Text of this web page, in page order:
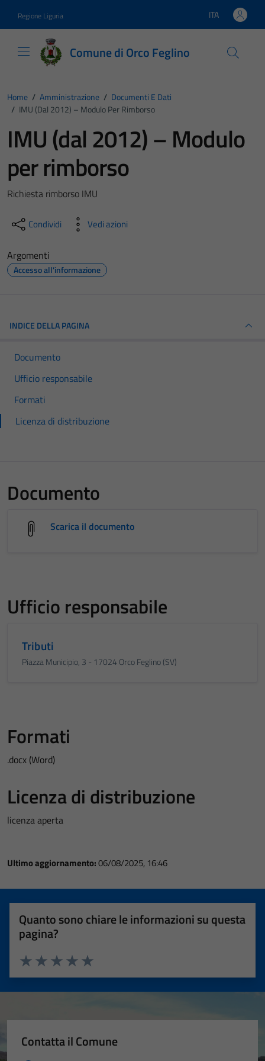
Regione Liguria Lingua attiva:
ITA
Comune di Orco Feglino
Home / Amministrazione / Documenti E Dati
/ IMU (dal 2012) – Modulo Per Rimborso
IMU (dal 2012) – Modulo
per rimborso
Richiesta rimborso IMU
Condividi Vedi azioni
Argomenti
Accesso all'informazione
INDICE DELLA PAGINA
Documento
Ufficio responsabile
Formati
Licenza di distribuzione
Documento
Scarica il documento
Ufficio responsabile
Tributi
Piazza Municipio, 3 - 17024 Orco Feglino (SV)
Formati
.docx (Word)
Licenza di distribuzione
licenza aperta
Ultimo aggiornamento:06/08/2025, 16:46
Quanto sono chiare le informazioni su questa
pagina?
Valuta 5 stelle su 5
Valuta 4 stelle su 5
Valuta 3 stelle su 5
Valuta 2 stelle su 5
Valuta 1 stelle su 5
Contatta il Comune